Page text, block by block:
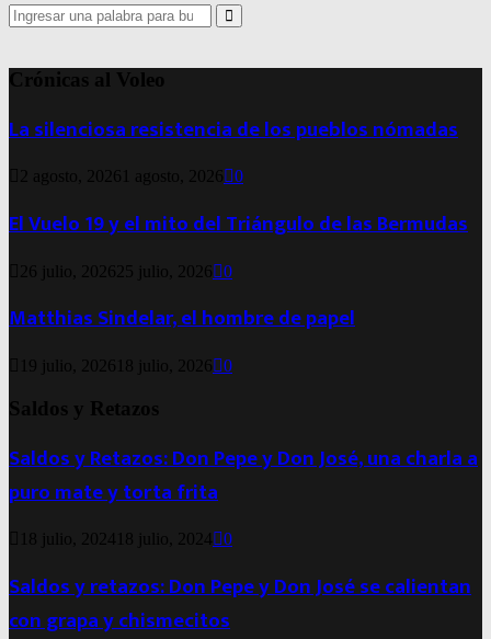
Search
for:
Search
Crónicas al Voleo
La silenciosa resistencia de los pueblos nómadas
2 agosto, 2026 1 agosto, 2026 0
El Vuelo 19 y el mito del Triángulo de las Bermudas
26 julio, 2026 25 julio, 2026 0
Matthias Sindelar, el hombre de papel
19 julio, 2026 18 julio, 2026 0
Saldos y Retazos
Saldos y Retazos: Don Pepe y Don José, una charla a
puro mate y torta frita
18 julio, 2024 18 julio, 2024 0
Saldos y retazos: Don Pepe y Don José se calientan
con grapa y chismecitos